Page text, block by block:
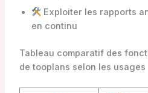
Exploiter les rapports
en continu
Tableau comparatif des
de tooplans selon les usages